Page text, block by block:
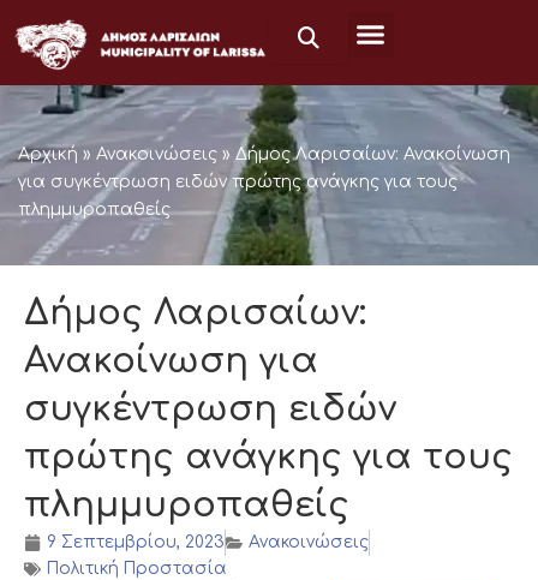
στο
περιεχόμενο
Αρχική » Ανακοινώσεις » Δήμος Λαρισαίων: Ανακοίνωση
για συγκέντρωση ειδών πρώτης ανάγκης για τους
πλημμυροπαθείς
Δήμος Λαρισαίων:
Ανακοίνωση για
συγκέντρωση ειδών
πρώτης ανάγκης για τους
πλημμυροπαθείς
9 Σεπτεμβρίου, 2023
Ανακοινώσεις
Πολιτική Προστασία